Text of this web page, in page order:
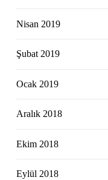
Nisan 2019
Şubat 2019
Ocak 2019
Aralık 2018
Ekim 2018
Eylül 2018